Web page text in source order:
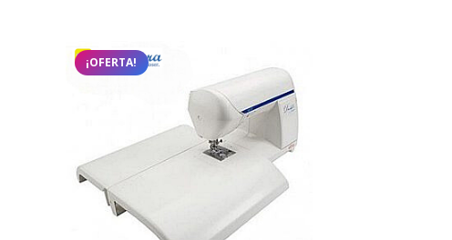
¡OFERTA!